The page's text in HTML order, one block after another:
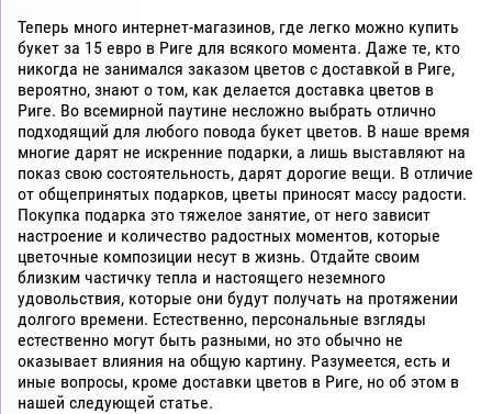
Теперь много интернет-магазинов, где легко можно купить
букет за 15 евро в Риге для всякого момента. Даже те, кто
никогда не занимался заказом цветов с доставкой в Риге,
вероятно, знают о том, как делается доставка цветов в
Риге. Во всемирной паутине несложно выбрать отлично
подходящий для любого повода букет цветов. В наше время
многие дарят не искренние подарки, а лишь выставляют на
показ свою состоятельность, дарят дорогие вещи. В отличие
от общепринятых подарков, цветы приносят массу радости.
Покупка подарка это тяжелое занятие, от него зависит
настроение и количество радостных моментов, которые
цветочные композиции несут в жизнь. Отдайте своим
близким частичку тепла и настоящего неземного
удовольствия, которые они будут получать на протяжении
долгого времени. Естественно, персональные взгляды
естественно могут быть разными, но это обычно не
оказывает влияния на общую картину. Разумеется, есть и
иные вопросы, кроме доставки цветов в Риге, но об этом в
нашей следующей статье.